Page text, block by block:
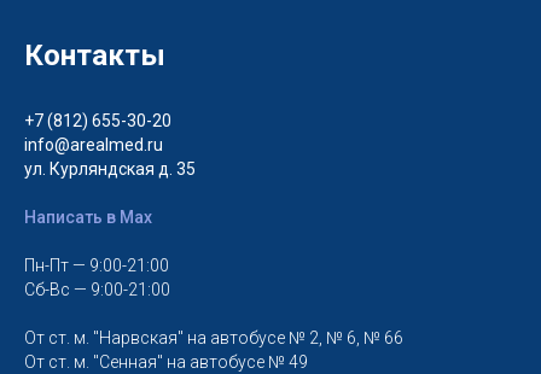
Контакты
+7 (812) 655-30-20
info@arealmed.ru
ул. Курляндская д. 35
Написать в Max
Пн-Пт — 9:00-21:00
Сб-Вс — 9:00-21:00
От ст. м. "Нарвская" на автобусе № 2, № 6, № 66
От ст. м. "Сенная" на автобусе № 49